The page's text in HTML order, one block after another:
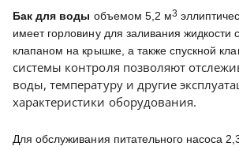
Бак для воды объемом 5,2 м3
имеет горловину для заливания жидкости
клапаном на крышке, а также спускной
системы контроля позволяют
воды, температуру и другие
характеристики оборудования.
Для обслуживания питательного насоса